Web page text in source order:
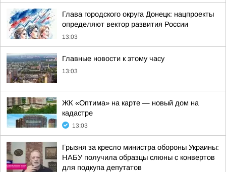
Глава городского округа Донецк: нацпроекты
определяют вектор развития России
13:03
Главные новости к этому часу
13:03
ЖК «Оптима» на карте — новый дом на
кадастре
13:03
Грызня за кресло министра обороны Украины:
НАБУ получила образцы слюны с конвертов
для подкупа депутатов